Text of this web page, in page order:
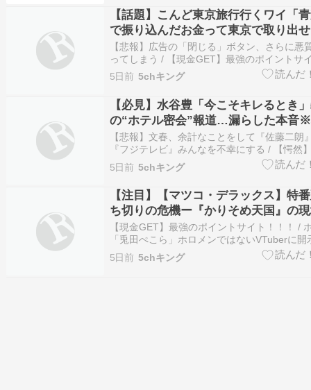
【話題】こんど東京旅行行くワイ「
で振り込んだお金って東京で取り出
【悲報】広告の「閉じる」ボタン、さらに悪
ってしまう / 【現金GET】最強のポイントサ
【ブログ運営者向け】無料RSS配信ツール /
共同通信も首謀者にハメられてしまったのか
共同通信に駆け込んだ男の素性・・・そもそ
は、経…
5日前 5chキング
【必見】水谷豊「今こそキレるとき
の“ホテル密会”報道…漏らした本音
【悲報】文春、余計なことをして『佐藤二朗
『フジテレビ』みんなを不幸にする / 【愕然
パが亡くなるのが早すぎて呆然とする / 【現
のポイントサイト！！！ / 【朗報】スザンヌ
する旅館を被災者に無料開放wwwwwww / 【
5日前 5chキング
【注目】【マツコ・デラックス】特
ち切りの危機ー『かりそめ天国』の
【現金GET】最強のポイントサイト！！！ /
「兎田ぺこら」ホロメンではないVTuberに開
「杉浦民」経験者は語る？野うさぎ優しく助
画」「親同伴で謝りに行く」 / 【悲報】文春
5日前 5chキング